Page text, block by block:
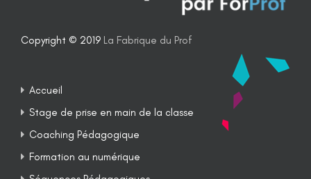
Copyright © 2019 La Fabrique du Prof
Accueil
Stage de prise en main de la classe
Coaching Pédagogique
Formation au numérique